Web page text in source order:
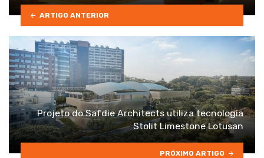
ARTIGO ANTERIOR
Projeto do Safdie Architects utiliza tecnologia
Stolit Limestone Lotusan
PRÓXIMO ARTIGO